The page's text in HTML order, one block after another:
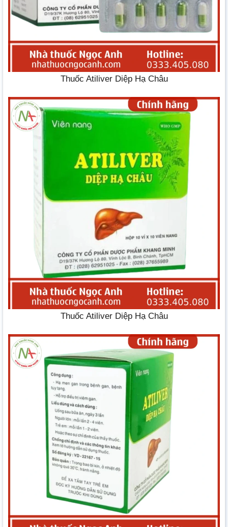
Thuốc Atiliver Diệp Hạ Châu
Thuốc Atiliver Diệp Hạ Châu